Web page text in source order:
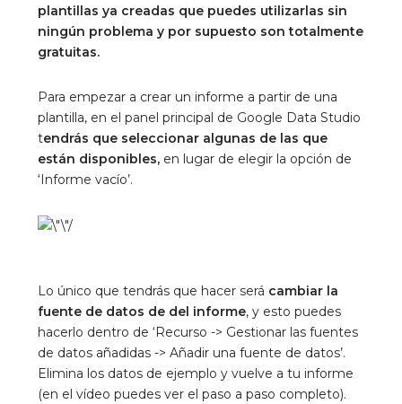
plantillas ya creadas que puedes utilizarlas sin
ningún problema y por supuesto son totalmente
gratuitas.
Para empezar a crear un informe a partir de una
plantilla, en el panel principal de Google Data Studio
tendrás que seleccionar algunas de las que
están disponibles,en lugar de elegir la opción de
‘Informe vacío’.
Lo único que tendrás que hacer será cambiar la
fuente de datos de del informe, y esto puedes
hacerlo dentro de ‘Recurso -> Gestionar las fuentes
de datos añadidas -> Añadir una fuente de datos’.
Elimina los datos de ejemplo y vuelve a tu informe
(en el vídeo puedes ver el paso a paso completo).